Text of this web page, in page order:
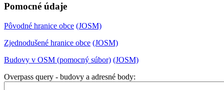
Pomocné údaje
Pôvodné hranice obce (JOSM)
Zjednodušené hranice obce (JOSM)
Budovy v OSM (pomocný súbor) (JOSM)
Overpass query - budovy a adresné body: